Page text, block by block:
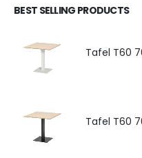
BEST SELLING PRODUCTS
Tafel T60
Tafel T60